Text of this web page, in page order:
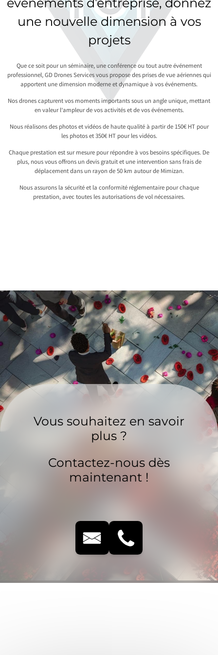
une nouvelle dimension à vos
projets
Que ce soit pour un séminaire, une conférence ou tout autre événement
professionnel, GD Drones Services vous propose des prises de vue aériennes qui
apportent une dimension moderne et dynamique à vos événements.
Nos drones capturent vos moments importants sous un angle unique, mettant
en valeur l’ampleur de vos activités et de vos événements.
Nous réalisons des photos et vidéos de haute qualité à partir de 150€ HT pour
les photos et 350€ HT pour les vidéos.
Chaque prestation est sur mesure pour répondre à vos besoins spécifiques. De
plus, nous vous offrons un devis gratuit et une intervention sans frais de
déplacement dans un rayon de 50 km autour de Mimizan.
Nous assurons la sécurité et la conformité réglementaire pour chaque
prestation, avec toutes les autorisations de vol nécessaires.
Vous souhaitez en savoir
plus ?
Contactez-nous dès
maintenant !